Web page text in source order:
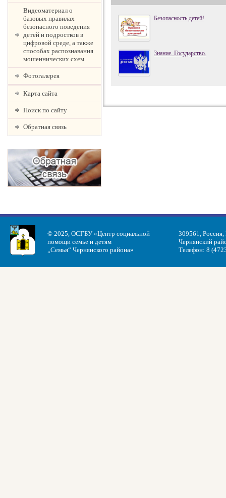
Видеоматериал о
базовых правилах
безопасного поведения
детей и подростков в
цифровой среде, а также
способах распознавания
мошеннических схем
Фотогалерея
Карта сайта
Поиск по сайту
Обратная связь
Безопасность детей!
Знание. Государство.
© 2025, ОСГБУ «Центр социальной
помощи семье и детям
„Семья“ Чернянского района»
309561, Россия,
Чернянский
Телефон: 8